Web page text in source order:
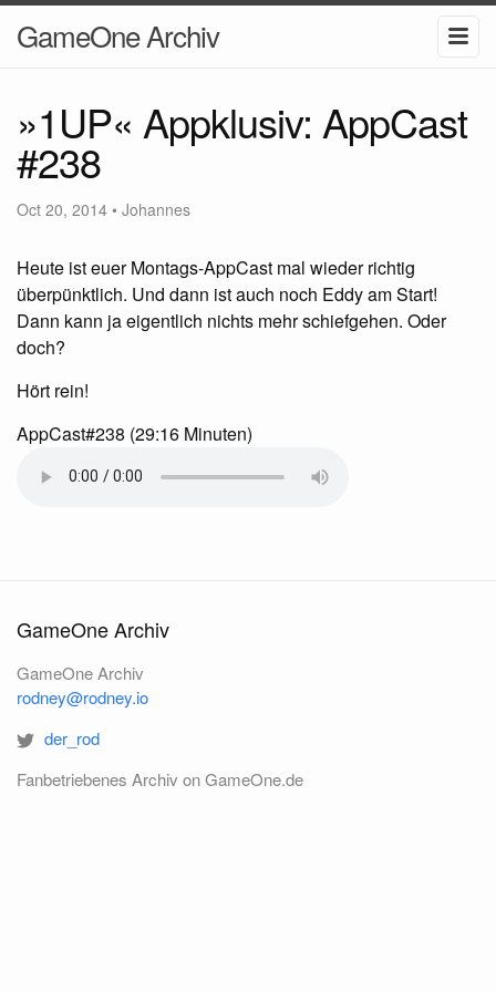
GameOne Archiv
»1UP« Appklusiv: AppCast
#238
Oct 20, 2014 • Johannes
Heute ist euer Montags-AppCast mal wieder richtig
überpünktlich. Und dann ist auch noch Eddy am Start!
Dann kann ja eigentlich nichts mehr schiefgehen. Oder
doch?
Hört rein!
AppCast#238 (29:16 Minuten)
GameOne Archiv
GameOne Archiv
rodney@rodney.io
der_rod
Fanbetriebenes Archiv on GameOne.de